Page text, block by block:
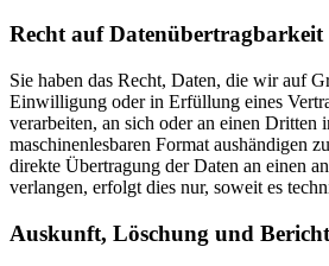
Recht auf Daten­übertrag­barkeit
Sie haben das Recht, Daten, die wir auf
Einwilligung oder in Erfüllung eines
verarbeiten, an sich oder an einen Dritten
maschinenlesbaren Format aushändigen
direkte Übertragung der Daten an einen
verlangen, erfolgt dies nur, soweit es
Auskunft, Löschung und